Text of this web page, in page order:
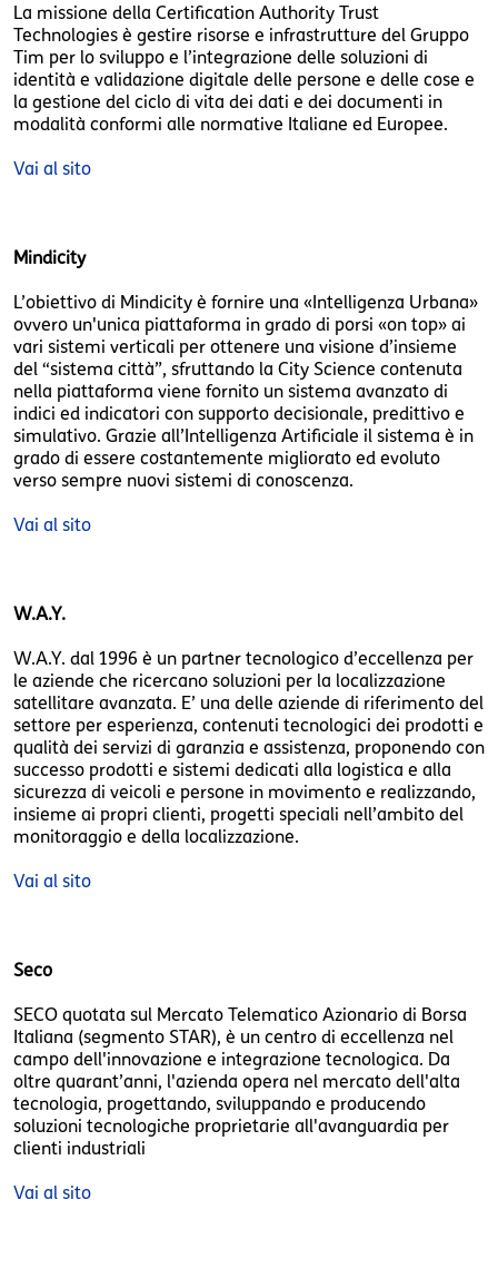
La missione della Certification Authority Trust
Technologies è gestire risorse e infrastrutture del Gruppo
Tim per lo sviluppo e l’integrazione delle soluzioni di
identità e validazione digitale delle persone e delle cose e
la gestione del ciclo di vita dei dati e dei documenti in
modalità conformi alle normative Italiane ed Europee.
Vai al sito
Mindicity
L’obiettivo di Mindicity è fornire una «Intelligenza Urbana»
ovvero un'unica piattaforma in grado di porsi «on top» ai
vari sistemi verticali per ottenere una visione d’insieme
del “sistema città”, sfruttando la City Science contenuta
nella piattaforma viene fornito un sistema avanzato di
indici ed indicatori con supporto decisionale, predittivo e
simulativo. Grazie all’Intelligenza Artificiale il sistema è in
grado di essere costantemente migliorato ed evoluto
verso sempre nuovi sistemi di conoscenza.
Vai al sito
W.A.Y.
W.A.Y. dal 1996 è un partner tecnologico d’eccellenza per
le aziende che ricercano soluzioni per la localizzazione
satellitare avanzata. E’ una delle aziende di riferimento del
settore per esperienza, contenuti tecnologici dei prodotti e
qualità dei servizi di garanzia e assistenza, proponendo con
successo prodotti e sistemi dedicati alla logistica e alla
sicurezza di veicoli e persone in movimento e realizzando,
insieme ai propri clienti, progetti speciali nell’ambito del
monitoraggio e della localizzazione.
Vai al sito
Seco
SECO quotata sul Mercato Telematico Azionario di Borsa
Italiana (segmento STAR), è un centro di eccellenza nel
campo dell'innovazione e integrazione tecnologica. Da
oltre quarant’anni, l'azienda opera nel mercato dell'alta
tecnologia, progettando, sviluppando e producendo
soluzioni tecnologiche proprietarie all'avanguardia per
clienti industriali
Vai al sito